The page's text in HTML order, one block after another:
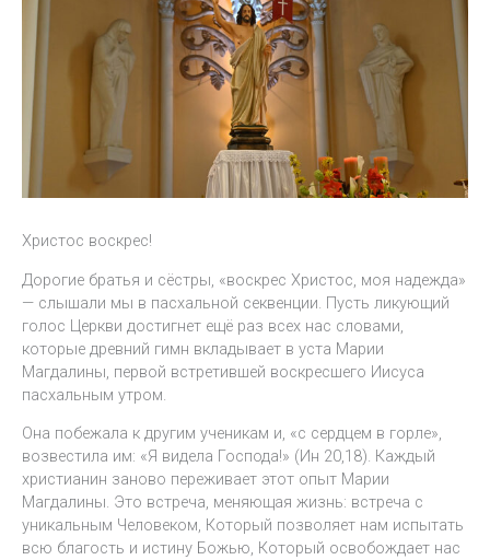
Христос воскрес!
Дорогие братья и сёстры, «воскрес Христос, моя надежда»
— слышали мы в пасхальной секвенции. Пусть ликующий
голос Церкви достигнет ещё раз всех нас словами,
которые древний гимн вкладывает в уста Марии
Магдалины, первой встретившей воскресшего Иисуса
пасхальным утром.
Она побежала к другим ученикам и, «с сердцем в горле»,
возвестила им: «Я видела Господа!» (Ин 20,18). Каждый
христианин заново переживает этот опыт Марии
Магдалины. Это встреча, меняющая жизнь: встреча с
уникальным Человеком, Который позволяет нам испытать
всю благость и истину Божью, Который освобождает нас